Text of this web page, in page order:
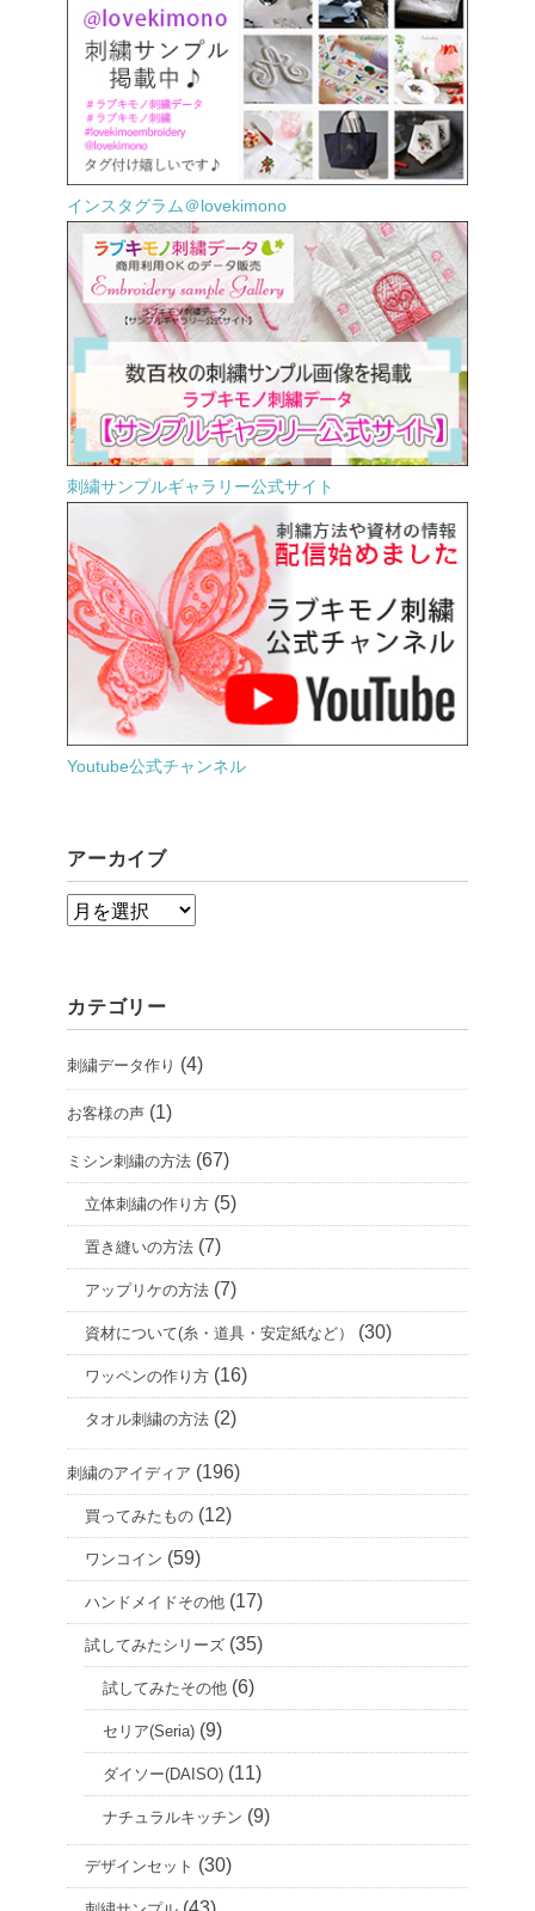
インスタグラム＠lovekimono
刺繍サンプルギャラリー公式サイト
Youtube公式チャンネル
アーカイブ
ア
イ
ブ
カテゴリー
刺繍データ作り (4)
お客様の声 (1)
ミシン刺繍の方法 (67)
立体刺繍の作り方 (5)
置き縫いの方法 (7)
アップリケの方法 (7)
資材について(糸・道具・安定紙など） (30)
ワッペンの作り方 (16)
タオル刺繍の方法 (2)
刺繍のアイディア (196)
買ってみたもの (12)
ワンコイン (59)
ハンドメイドその他 (17)
試してみたシリーズ (35)
試してみたその他 (6)
セリア(Seria) (9)
ダイソー(DAISO) (11)
ナチュラルキッチン (9)
デザインセット (30)